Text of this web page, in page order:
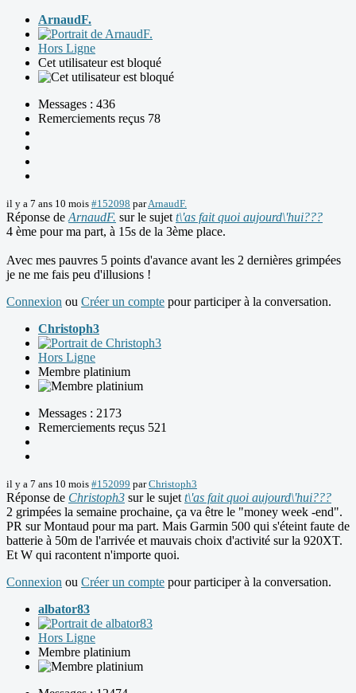
ArnaudF.
Hors Ligne
Cet utilisateur est bloqué
Messages : 436
Remerciements reçus 78
il y a 7 ans 10 mois #152098 parArnaudF.
Réponse de ArnaudF. sur le sujet t\'as fait quoi aujourd\'hui???
4 ème pour ma part, à 15s de la 3ème place.
Avec mes pauvres 5 points d'avance avant les 2 dernières grimpées
je ne me fais peu d'illusions !
Connexion ou Créer un compte pour participer à la conversation.
Christoph3
Hors Ligne
Membre platinium
Messages : 2173
Remerciements reçus 521
il y a 7 ans 10 mois #152099 parChristoph3
Réponse de Christoph3 sur le sujet t\'as fait quoi aujourd\'hui???
2 grimpées la semaine prochaine, ça va être le "money week -end".
PR sur Montaud pour ma part. Mais Garmin 500 qui s'éteint faute de
batterie à 50m de l'arrivée et mauvais choix d'activité sur la 920XT.
Et W qui racontent n'importe quoi.
Connexion ou Créer un compte pour participer à la conversation.
albator83
Hors Ligne
Membre platinium